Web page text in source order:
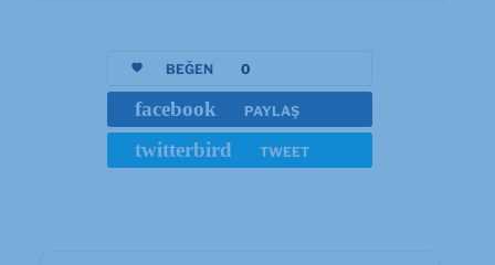
BEĞEN 0
facebook PAYLAŞ
twitterbird TWEET